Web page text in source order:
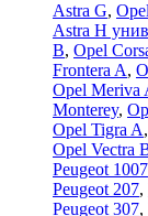
Astra G,
Astra H
B, Opel
Frontera A,
Opel Meriva
Monterey,
Opel Tigra A,
Opel Vectra
Peugeot 1007
Peugeot 207,
Peugeot 307,